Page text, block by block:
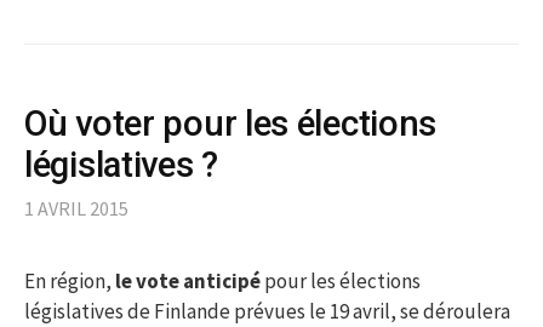
Où voter pour les élections
législatives ?
1 AVRIL 2015
En région, le vote anticipépour les élections
législatives de Finlande prévues le 19 avril, se déroulera